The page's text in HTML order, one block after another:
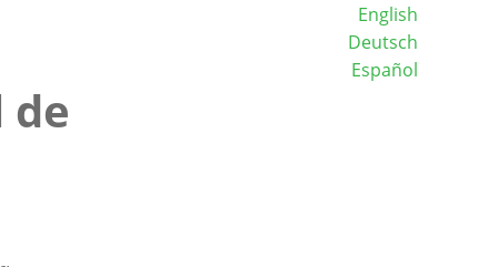
English
Deutsch
Español